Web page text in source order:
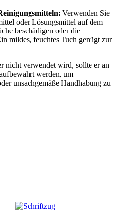
Verwenden Sie
oder Lösungsmittel auf dem
beschädigen oder die
mildes, feuchtes Tuch genügt zur
nicht verwendet wird, sollte er an
werden, um
unsachgemäße Handhabung zu